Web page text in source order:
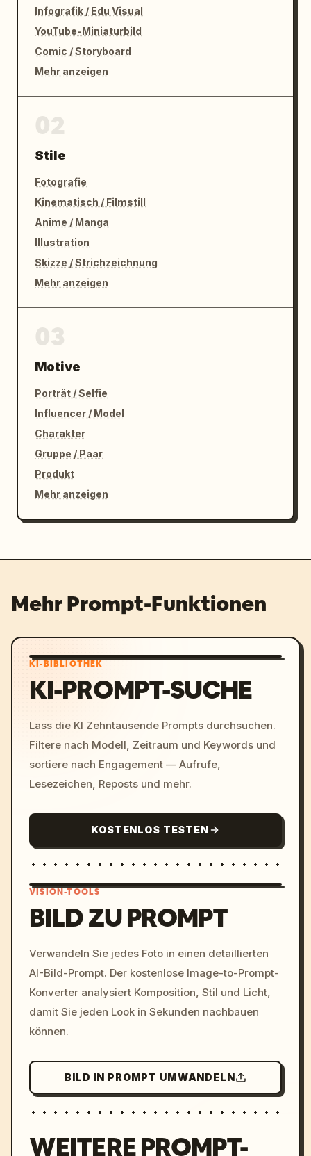
Infografik / Edu Visual
YouTube-Miniaturbild
Comic / Storyboard
Mehr anzeigen
Stile
Fotografie
Kinematisch / Filmstill
Anime / Manga
Illustration
Skizze / Strichzeichnung
Mehr anzeigen
Motive
Porträt / Selfie
Influencer / Model
Charakter
Gruppe / Paar
Produkt
Mehr anzeigen
Mehr Prompt-Funktionen
KI-BIBLIOTHEK
KI-PROMPT-SUCHE
Lass die KI Zehntausende Prompts durchsuchen.
Filtere nach Modell, Zeitraum und Keywords und
sortiere nach Engagement — Aufrufe,
Lesezeichen, Reposts und mehr.
KOSTENLOS TESTEN
c, cyberpunk sunset, neon
colors, 8k --v 6.0
VISION-TOOLS
BILD ZU PROMPT
Verwandeln Sie jedes Foto in einen detaillierten
AI-Bild-Prompt. Der kostenlose Image-to-Prompt-
Konverter analysiert Komposition, Stil und Licht,
damit Sie jeden Look in Sekunden nachbauen
können.
BILD IN PROMPT UMWANDELN
WEITERE PROMPT-